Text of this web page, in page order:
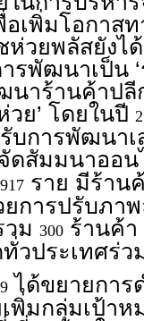
อเพิ่มโอกาส
ห่วยพลัสยังไ
รพัฒนาเป็น
นาร้านค้าปลี
วย’ โดยในปี
บการพัฒนาเ
ดสัมมนาออ
ราย มีร้าน
ยการปรับภ
วม 300 ร้านค้า
วประเทศร่ว
ได้ขยายการ
พิ่มกลุ่มเป้า